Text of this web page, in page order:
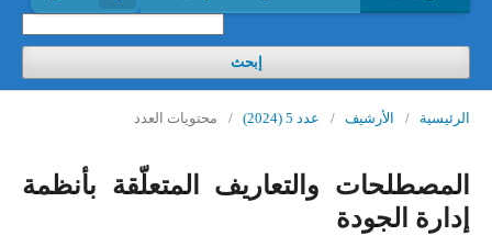
إبحث
الرئيسية / الأرشيف / عدد 5 (2024) / محتويات العدد
المصطلحات والتعاريف المتعلّقة بأنظمة
إدارة الجودة